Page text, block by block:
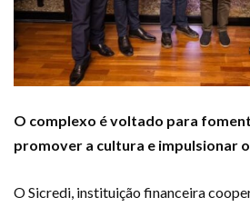
O complexo é voltado para
promover a cultura e impulsionar
O Sicredi, instituição financeira